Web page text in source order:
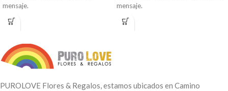
mensaje.
mensaje.
PUROLOVE Flores & Regalos, estamos ubicados en Camino